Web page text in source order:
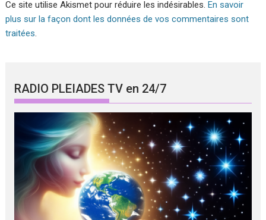
Ce site utilise Akismet pour réduire les indésirables. En savoir
plus sur la façon dont les données de vos commentaires sont
traitées.
RADIO PLEIADES TV en 24/7